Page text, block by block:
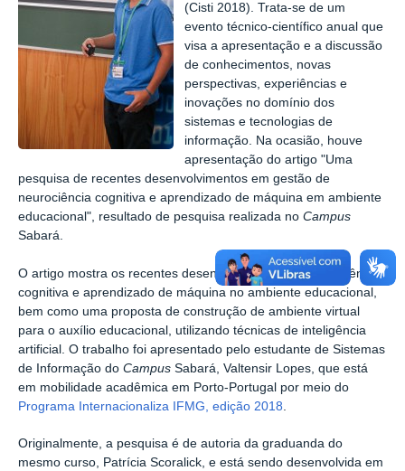
(Cisti 2018). Trata-se de um
evento técnico-científico anual que
visa a apresentação e a discussão
de conhecimentos, novas
perspectivas, experiências e
inovações no domínio dos
sistemas e tecnologias de
informação. Na ocasião, houve
apresentação do artigo"Uma
pesquisa de recentes desenvolvimentos em gestão de
neurociência cognitiva e aprendizado de máquina em ambiente
educacional", resultado de pesquisa realizada no Campus
Sabará.
O artigo mostra os recentes desenvolvimentos da neurociência
cognitiva e aprendizado de máquina no ambiente educacional,
bem como uma proposta de construção de ambiente virtual
para o auxílio educacional, utilizando técnicas de inteligência
artificial. O trabalho foi apresentado pelo estudante de Sistemas
de Informação do Campus Sabará, Valtensir Lopes, que está
em mobilidade acadêmica em Porto-Portugal por meio do
Programa Internacionaliza IFMG, edição 2018
Originalmente, a pesquisa é de autoria da graduanda do
mesmo curso, Patrícia Scoralick, e está sendo desenvolvida em